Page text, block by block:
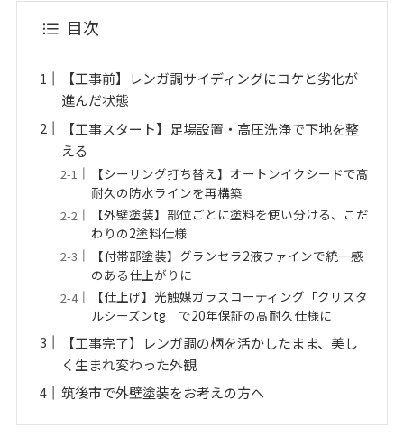
目次
【工事前】レンガ調サイディングにコケと劣化が
進んだ状態
【工事スタート】足場設置・高圧洗浄で下地を整
える
【シーリング打ち替え】オートンイクシードで高
耐久の防水ラインを再構築
【外壁塗装】部位ごとに塗料を使い分ける、こだ
わりの2塗料仕様
【付帯部塗装】グランセラ2液ファインで統一感
のある仕上がりに
【仕上げ】光触媒ガラスコーティング「クリスタ
ルシーズンtg」で20年保証の高耐久仕様に
【工事完了】レンガ調の柄を活かしたまま、美し
く生まれ変わった外観
筑後市で外壁塗装をお考えの方へ